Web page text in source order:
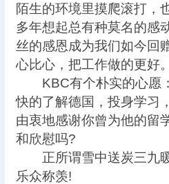
陌生的环境里摸爬滚打，
多年想起总有种莫名的感
丝的感恩成为我们如今回
心比心，把工作做的更好
KBC有个朴实的心愿：
快的了解德国，投身学习
由衷地感谢你曾为他的留
和欣慰吗?
正所谓雪中送炭三九暖
乐众称羡!